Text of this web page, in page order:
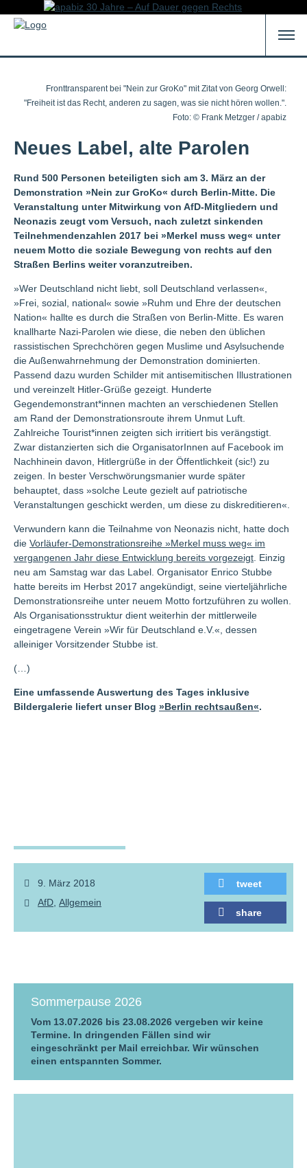
Fronttransparent bei "Nein zur GroKo" mit Zitat von Georg Orwell:
"Freiheit ist das Recht, anderen zu sagen, was sie nicht hören wollen.".
Foto: © Frank Metzger / apabiz
Neues Label, alte Parolen
Rund 500 Personen beteiligten sich am 3. März an der
Demonstration »Nein zur GroKo« durch Berlin-Mitte. Die
Veranstaltung unter Mitwirkung von AfD-Mitgliedern und
Neonazis zeugt vom Versuch, nach zuletzt sinkenden
Teilnehmendenzahlen 2017 bei »Merkel muss weg« unter
neuem Motto die soziale Bewegung von rechts auf den
Straßen Berlins weiter voranzutreiben.
»Wer Deutschland nicht liebt, soll Deutschland verlassen«,
»Frei, sozial, national« sowie »Ruhm und Ehre der deutschen
Nation« hallte es durch die Straßen von Berlin-Mitte. Es waren
knallharte Nazi-Parolen wie diese, die neben den üblichen
rassistischen Sprechchören gegen Muslime und Asylsuchende
die Außenwahrnehmung der Demonstration dominierten.
Passend dazu wurden Schilder mit antisemitischen Illustrationen
und vereinzelt Hitler-Grüße gezeigt. Hunderte
Gegendemonstrant*innen machten an verschiedenen Stellen
am Rand der Demonstrationsroute ihrem Unmut Luft.
Zahlreiche Tourist*innen zeigten sich irritiert bis verängstigt.
Zwar distanzierten sich die OrganisatorInnen auf Facebook im
Nachhinein davon, Hitlergrüße in der Öffentlichkeit (sic!) zu
zeigen. In bester Verschwörungsmanier wurde später
behauptet, dass »solche Leute gezielt auf patriotische
Veranstaltungen geschickt werden, um diese zu diskreditieren«.
Verwundern kann die Teilnahme von Neonazis nicht, hatte doch
die Vorläufer-Demonstrationsreihe »Merkel muss weg« im
vergangenen Jahr diese Entwicklung bereits vorgezeigt . Einzig
neu am Samstag war das Label. Organisator Enrico Stubbe
hatte bereits im Herbst 2017 angekündigt, seine vierteljährliche
Demonstrationsreihe unter neuem Motto fortzuführen zu wollen.
Als Organisationsstruktur dient weiterhin der mittlerweile
eingetragene Verein »Wir für Deutschland e.V.«, dessen
alleiniger Vorsitzender Stubbe ist.
(…)
Eine umfassende Auswertung des Tages inklusive
Bildergalerie liefert unser Blog »Berlin rechtsaußen«.
tweet
share
9. März 2018
AfD Allgemein
Sommerpause 2026
Vom 13.07.2026 bis 23.08.2026 vergeben wir keine
Termine. In dringenden Fällen sind wir
eingeschränkt per Mail erreichbar. Wir wünschen
einen entspannten Sommer.